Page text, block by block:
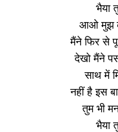
भैया
आओ मुझ
मैंने फिर से
देखो मैंने
साथ में
नहीं है इस
तुम भी
भैया